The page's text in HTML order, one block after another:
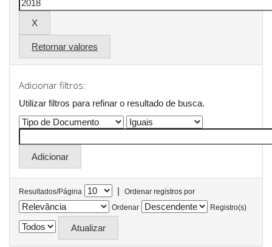
Retornar valores
Adicionar filtros:
Utilizar filtros para refinar o resultado de busca.
Resultados/Página |
Ordenar registros por
Ordenar
Registro(s)